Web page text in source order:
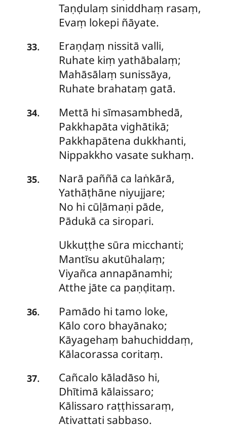
Taṇḍulaṃ siniddhaṃ rasaṃ,
Evaṃ lokepi ñāyate.
33. Eraṇḍaṃ nissitā valli,
Ruhate kiṃ yathābalaṃ;
Mahāsālaṃ sunissāya,
Ruhate brahataṃ gatā.
34. Mettā hi sīmasambhedā,
Pakkhapāta vighātikā;
Pakkhapātena dukkhanti,
Nippakkho vasate sukhaṃ.
35. Narā paññā ca laṅkārā,
Yathāṭhāne niyujjare;
No hi cūḷāmaṇi pāde,
Pādukā ca siropari.
Ukkuṭṭhe sūra micchanti;
Mantīsu akutūhalaṃ;
Viyañca annapānamhi;
Atthe jāte ca paṇḍitaṃ.
36. Pamādo hi tamo loke,
Kālo coro bhayānako;
Kāyagehaṃ bahuchiddaṃ,
Kālacorassa coritaṃ.
37. Cañcalo kāladāso hi,
Dhītimā kālaissaro;
Kālissaro raṭṭhissaraṃ,
Ativattati sabbaso.